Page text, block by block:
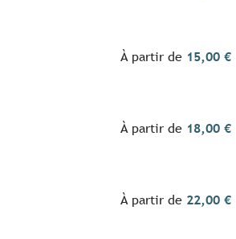
À partir de 15,00 €
À partir de 18,00 €
À partir de 22,00 €